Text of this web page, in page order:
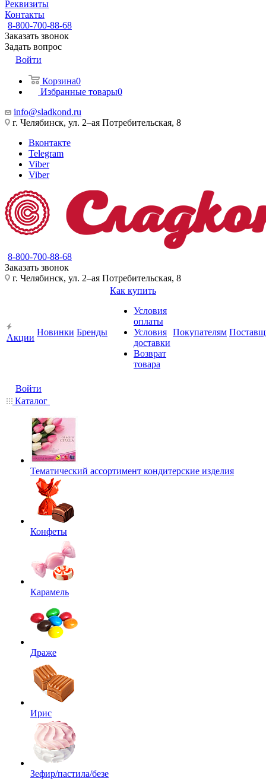
Реквизиты
Контакты
8-800-700-88-68
Заказать звонок
Задать вопрос
Войти
Корзина0
Избранные товары0
info@sladkond.ru
г. Челябинск, ул. 2–ая Потребительская, 8
Вконтакте
Telegram
Viber
Viber
8-800-700-88-68
Заказать звонок
г. Челябинск, ул. 2–ая Потребительская, 8
Акции
Новинки Бренды
Как купить
Условия
оплаты
Условия
доставки
Возврат
товара
Покупателям
Войти
Каталог
Тематический ассортимент кондитерские изделия
Конфеты
Карамель
Драже
Ирис
Зефир/пастила/безе